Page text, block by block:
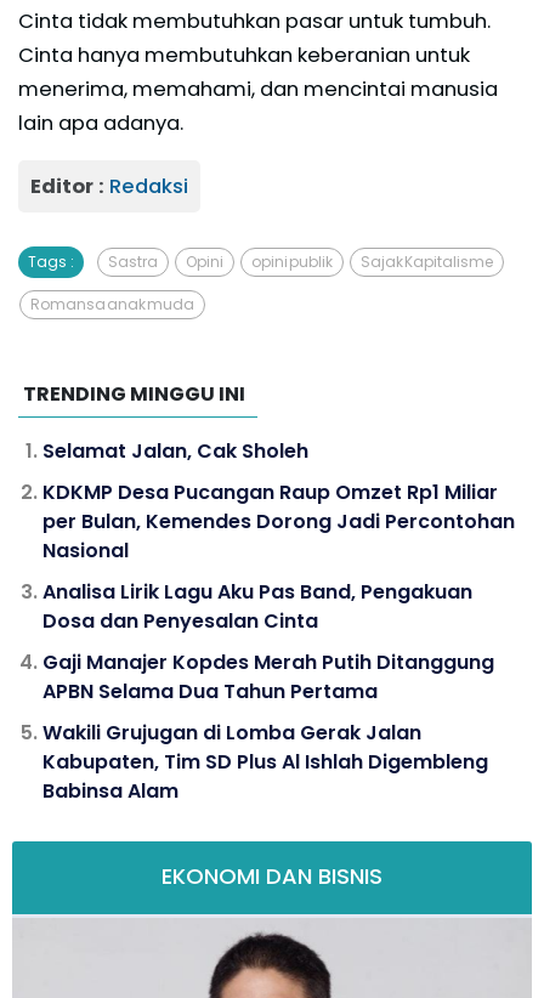
Cinta tidak membutuhkan pasar untuk tumbuh.
Cinta hanya membutuhkan keberanian untuk
menerima, memahami, dan mencintai manusia
lain apa adanya.
Editor : Redaksi
Tags : Sastra Opini opini publik Sajak Kapitalisme
Romansa anak muda
TRENDING MINGGU INI
Selamat Jalan, Cak Sholeh
KDKMP Desa Pucangan Raup Omzet Rp1 Miliar
per Bulan, Kemendes Dorong Jadi Percontohan
Nasional
Analisa Lirik Lagu Aku Pas Band, Pengakuan
Dosa dan Penyesalan Cinta
Gaji Manajer Kopdes Merah Putih Ditanggung
APBN Selama Dua Tahun Pertama
Wakili Grujugan di Lomba Gerak Jalan
Kabupaten, Tim SD Plus Al Ishlah Digembleng
Babinsa Alam
EKONOMI DAN BISNIS